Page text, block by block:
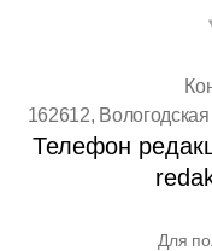
162612,
Телефон
Для